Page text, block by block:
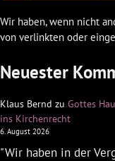
Wir haben, wenn nicht
von verlinkten oder
Neuester
Klaus Bernd zu Gottes
ins Kirchenrecht
6. August 2026
"Wir haben in der